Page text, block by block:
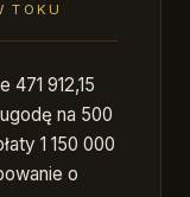
TOKU
471 912,15
na 500
1 150 000
o